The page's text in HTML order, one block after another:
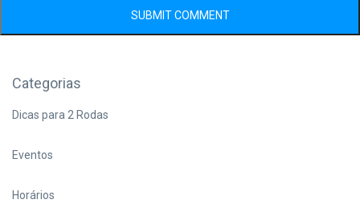
Categorias
Dicas para 2 Rodas
Eventos
Horários